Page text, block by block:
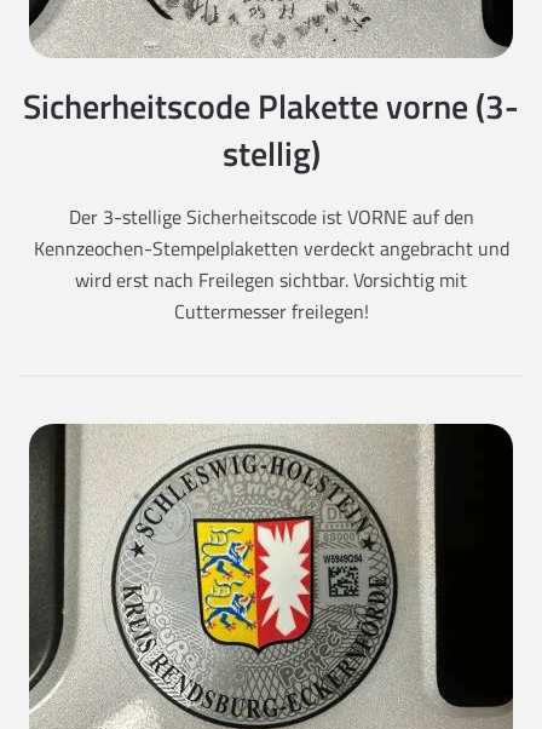
Sicherheitscode Plakette vorne (3-
stellig)
Der 3-stellige Sicherheitscode ist VORNE auf den
Kennzeochen-Stempelplaketten verdeckt angebracht und
wird erst nach Freilegen sichtbar. Vorsichtig mit
Cuttermesser freilegen!